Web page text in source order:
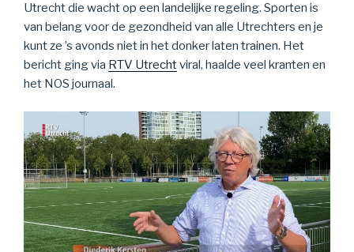
Utrecht die wacht op een landelijke regeling. Sporten is
van belang voor de gezondheid van alle Utrechters en je
kunt ze ’s avonds niet in het donker laten trainen. Het
bericht ging via RTV Utrechtviral, haalde veel kranten en
het NOS journaal.